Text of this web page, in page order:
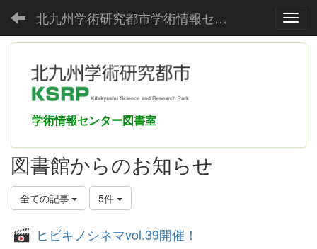
北九州学術研究都市学術情報センター
学術情報センター図書室
図書館からのお知らせ
全ての記事 5件
ヒビキノシネマvol.39開催！